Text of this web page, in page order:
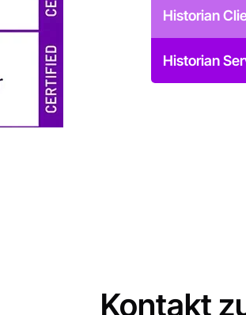
Historian
Historian
Kontakt